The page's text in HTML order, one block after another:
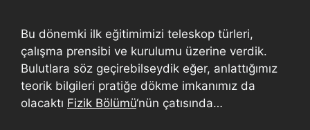
Bu dönemki ilk eğitimimizi teleskop türleri,
çalışma prensibi ve kurulumu üzerine verdik.
Bulutlara söz geçirebilseydik eğer, anlattığımız
teorik bilgileri pratiğe dökme imkanımız da
olacaktı Fizik Bölümü‘nün çatısında…